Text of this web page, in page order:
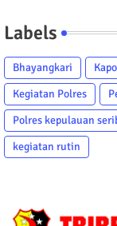
Labels
Bhayangkari
Kegiatan Polres
Polres kepulauan
kegiatan rutin